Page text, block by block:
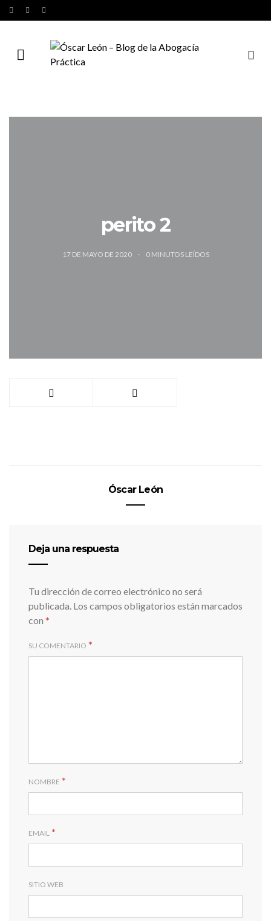
perito 2
17 DE MAYO DE 2020 0 MINUTOS LEÍDOS
Óscar León
Deja una respuesta
Tu dirección de correo electrónico no será
publicada. Los campos obligatorios están marcados
con *
SU COMENTARIO *
NOMBRE *
EMAIL *
SITIO WEB